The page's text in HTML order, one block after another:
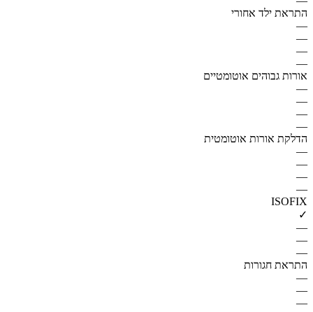
התראת ילד אחורי
—
—
—
—
אורות גבוהים אוטומטיים
—
—
—
—
הדלקת אורות אוטומטית
—
—
—
—
ISOFIX
✓
—
—
—
התראת חגורות
—
—
—